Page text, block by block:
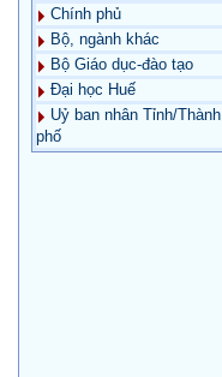
Chính phủ
Bộ, ngành khác
Bộ Giáo dục-đào tạo
Đại học Huế
Uỷ ban nhân Tỉnh/Thành
phố